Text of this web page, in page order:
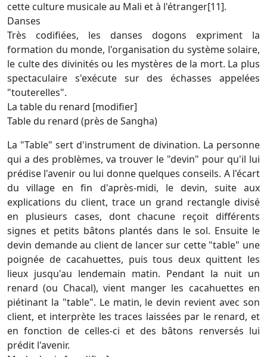
cette culture musicale au Mali et à l'étranger[11].
Danses
Très codifiées, les danses dogons expriment la
formation du monde, l'organisation du système solaire,
le culte des divinités ou les mystères de la mort. La plus
spectaculaire s'exécute sur des échasses appelées
"touterelles".
La table du renard [modifier]
Table du renard (près de Sangha)
La "Table" sert d'instrument de divination. La personne
qui a des problèmes, va trouver le "devin" pour qu'il lui
prédise l'avenir ou lui donne quelques conseils. A l'écart
du village en fin d'après-midi, le devin, suite aux
explications du client, trace un grand rectangle divisé
en plusieurs cases, dont chacune reçoit différents
signes et petits bâtons plantés dans le sol. Ensuite le
devin demande au client de lancer sur cette "table" une
poignée de cacahuettes, puis tous deux quittent les
lieux jusqu'au lendemain matin. Pendant la nuit un
renard (ou Chacal), vient manger les cacahuettes en
piétinant la "table". Le matin, le devin revient avec son
client, et interprète les traces laissées par le renard, et
en fonction de celles-ci et des bâtons renversés lui
prédit l'avenir.